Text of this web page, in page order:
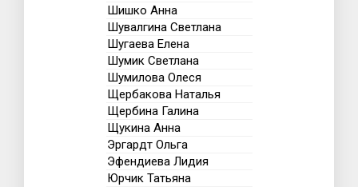
Шишко Анна
Шувалгина Светлана
Шугаева Елена
Шумик Светлана
Шумилова Олеся
Щербакова Наталья
Щербина Галина
Щукина Анна
Эргардт Ольга
Эфендиева Лидия
Юрчик Татьяна